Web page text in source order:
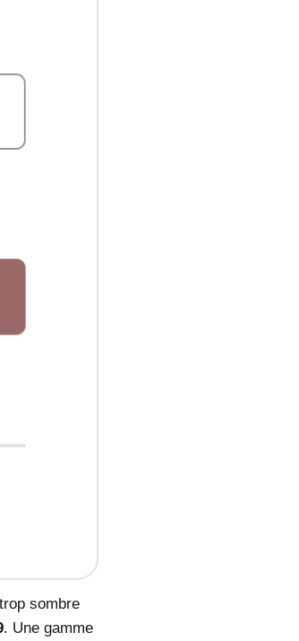
sombre
. Une gamme